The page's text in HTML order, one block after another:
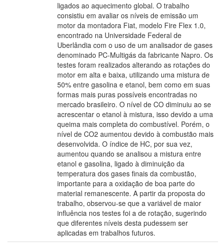
ligados ao aquecimento global. O trabalho
consistiu em avaliar os níveis de emissão um
motor da montadora Fiat, modelo Fire Flex 1.0,
encontrado na Universidade Federal de
Uberlândia com o uso de um analisador de gases
denominado PC-Multigás da fabricante Napro. Os
testes foram realizados alterando as rotações do
motor em alta e baixa, utilizando uma mistura de
50% entre gasolina e etanol, bem como em suas
formas mais puras possíveis encontradas no
mercado brasileiro. O nível de CO diminuiu ao se
acrescentar o etanol à mistura, isso devido a uma
queima mais completa do combustível. Porém, o
nível de CO2 aumentou devido à combustão mais
desenvolvida. O índice de HC, por sua vez,
aumentou quando se analisou a mistura entre
etanol e gasolina, ligado à diminuição da
temperatura dos gases finais da combustão,
importante para a oxidação de boa parte do
material remanescente. A partir da proposta do
trabalho, observou-se que a variável de maior
influência nos testes foi a de rotação, sugerindo
que diferentes níveis desta pudessem ser
aplicadas em trabalhos futuros.